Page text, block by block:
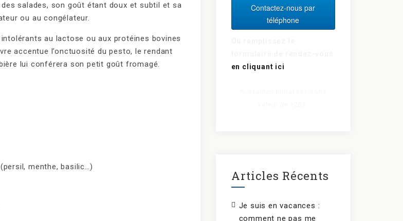
salades, son goût étant doux et subtil et sa
ou au congélateur.
au lactose ou aux protéines bovines
accentue l’onctuosité du pesto, le rendant
lui conférera son petit goût fromagé.
menthe, basilic…)
Contactez-nous par
téléphone
en cliquant ici
Articles Récents
Je suis en vacances :
comment ne pas me